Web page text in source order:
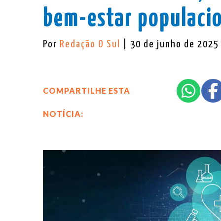
bem-estar
Por Redação O Sul | 30 de junho de 2025
COMPARTILHE ESTA
NOTÍCIA: